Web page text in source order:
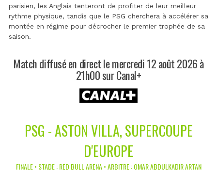
parisien, les Anglais tenteront de profiter de leur meilleur
rythme physique, tandis que le PSG cherchera à accélérer sa
montée en régime pour décrocher le premier trophée de sa
saison.
Match diffusé en direct le mercredi 12 août 2026 à
21h00 sur Canal+
PSG - ASTON VILLA, SUPERCOUPE
D'EUROPE
FINALE • STADE : RED BULL ARENA • ARBITRE : OMAR ABDULKADIR ARTAN